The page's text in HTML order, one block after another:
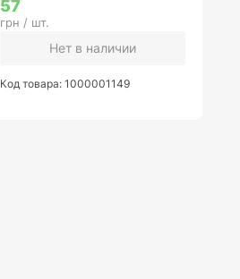
57
грн / шт.
Нет в наличии
Код товара: 1000001149